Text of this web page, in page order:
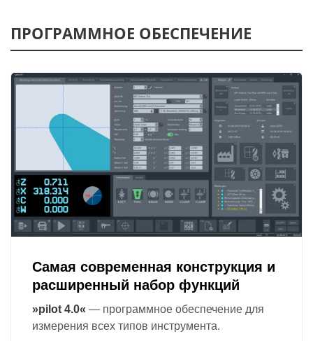
ПРОГРАММНОЕ ОБЕСПЕЧЕНИЕ
Самая современная конструкция и
расширенный набор функций
»pilot 4.0« — программное обеспечение для
измерения всех типов инструмента.